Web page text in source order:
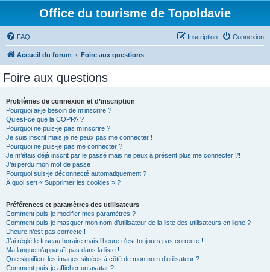
Office du tourisme de Topoldavie
FAQ Connexion
Inscription
Accueil du forum Foire aux questions
Foire aux questions
Problèmes de connexion et d’inscription
Pourquoi ai-je besoin de m’inscrire ?
Qu’est-ce que la COPPA ?
Pourquoi ne puis-je pas m’inscrire ?
Je suis inscrit mais je ne peux pas me connecter !
Pourquoi ne puis-je pas me connecter ?
Je m’étais déjà inscrit par le passé mais ne peux à présent plus me connecter ?!
J’ai perdu mon mot de passe !
Pourquoi suis-je déconnecté automatiquement ?
À quoi sert « Supprimer les cookies » ?
Préférences et paramètres des utilisateurs
Comment puis-je modifier mes paramètres ?
Comment puis-je masquer mon nom d’utilisateur de la liste des utilisateurs en ligne ?
L’heure n’est pas correcte !
J’ai réglé le fuseau horaire mais l’heure n’est toujours pas correcte !
Ma langue n’apparaît pas dans la liste !
Que signifient les images situées à côté de mon nom d’utilisateur ?
Comment puis-je afficher un avatar ?